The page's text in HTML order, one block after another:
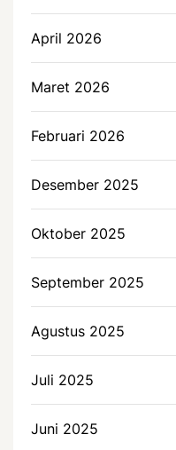
April 2026
Maret 2026
Februari 2026
Desember 2025
Oktober 2025
September 2025
Agustus 2025
Juli 2025
Juni 2025